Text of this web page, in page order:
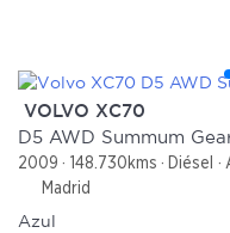
VOLVO XC70
D5 AWD Summum
2009 148.730kms Diésel
Madrid
Azul